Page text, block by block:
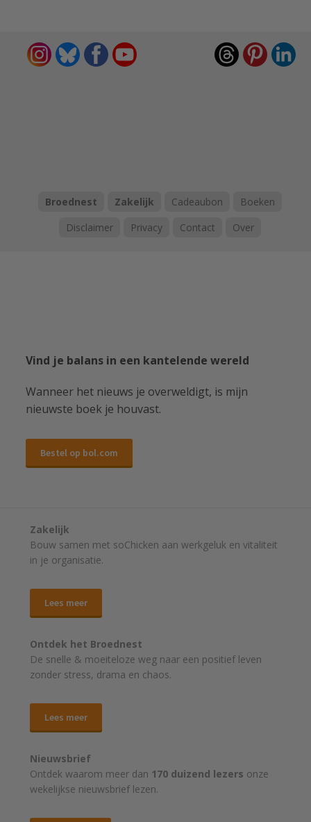
Broednest Zakelijk Cadeaubon
Boeken
Disclaimer
Privacy Contact Over
Vind je balans in een kantelende wereld
Wanneer het nieuws je overweldigt, is mijn
nieuwste boek je houvast.
Bestel op bol.com
Zakelijk
Bouw samen met soChicken aan werkgeluk en vitaliteit
in je organisatie.
Lees meer
Ontdek het Broednest
De snelle & moeiteloze weg naar een positief leven
zonder stress, drama en chaos.
Lees meer
Nieuwsbrief
Ontdek waarom meer dan 170 duizend lezers onze
wekelijkse nieuwsbrief lezen.